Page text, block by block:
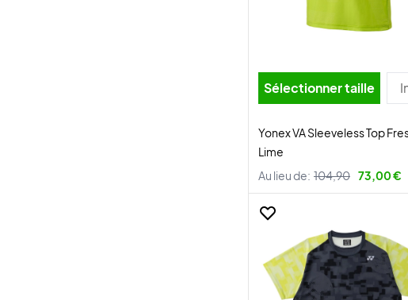
Sélectionner taille
Yonex VA Sleeveless Top
Lime
Au lieu de: 104,90 73,00 €